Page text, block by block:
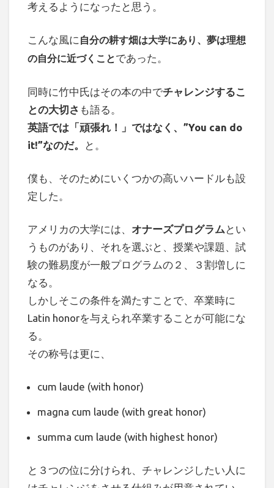
考えるようになったと思う。
こんな風に 自分の耕す畑は大学にあり、夢は理想
の自分に近づくことであった。
同時に竹中氏はその本の中でチャレンジするこ
との大切さ も語る。
英語では「頑張れ！」ではなく、”You can do
it!”なのだ。
と。
僕も、そのためにいくつかの高いハードルも設
定した。
アメリカの大学には、 オナーズプログラム とい
うものがあり、それを選ぶと、授業や課題、試
験の難易度が一般プログラムの２、３割増しに
なる。
しかしそこの条件を満たすことで、卒業時に
Latin honorを与えられ卒業することが可能にな
る。
その称号は更に、
cum laude (with honor)
magna cum laude (with great honor)
summa cum laude (with highest honor)
と３つの位に分けられ、チャレンジしたい人に